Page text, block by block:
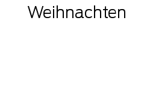
Weihnachten